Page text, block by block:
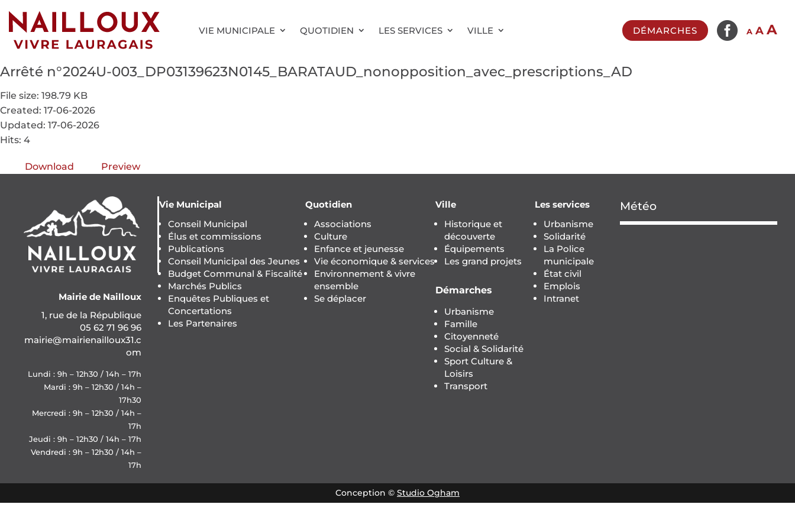
VIE MUNICIPALE QUOTIDIEN LES SERVICES VILLE DÉMARCHES  A Decrease
A Reset
A
Arrêté n°2024U-003_DP03139623N0145_BARATAUD_nonopposition_avec_prescriptions_AD
File size: 198.79 KB
Created: 17-06-2026
Updated: 17-06-2026
Hits: 4
Download Preview
Mairie de Nailloux
1, rue de la République
05 62 71 96 96
mairie@mairienailloux31.c
om
Lundi : 9h – 12h30 / 14h – 17h
Mardi : 9h – 12h30 / 14h –
17h30
Mercredi : 9h – 12h30 / 14h –
17h
Jeudi : 9h – 12h30 / 14h – 17h
Vendredi : 9h – 12h30 / 14h –
17h
Vie Municipal
Conseil Municipal
Élus et commissions
Publications
Conseil Municipal des Jeunes
Budget Communal & Fiscalité
Marchés Publics
Enquêtes Publiques et
Concertations
Les Partenaires
Quotidien
Associations
Culture
Enfance et jeunesse
Vie économique & services
Environnement & vivre
ensemble
Se déplacer
Ville
Historique et
découverte
Équipements
Les grand projets
Démarches
Urbanisme
Famille
Citoyenneté
Social & Solidarité
Sport Culture &
Loisirs
Transport
Les services
Urbanisme
Solidarité
La Police
municipale
État civil
Emplois
Intranet
Météo
Conception © Studio Ogham